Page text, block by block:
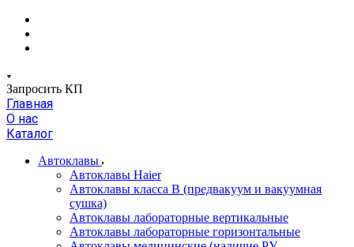
Запросить КП
Главная
О нас
Каталог
Автоклавы
Автоклавы Haier
Автоклавы класса B (предвакуум и вакуумная
сушка)
Автоклавы лабораторные вертикальные
Автоклавы лабораторные горизонтальные